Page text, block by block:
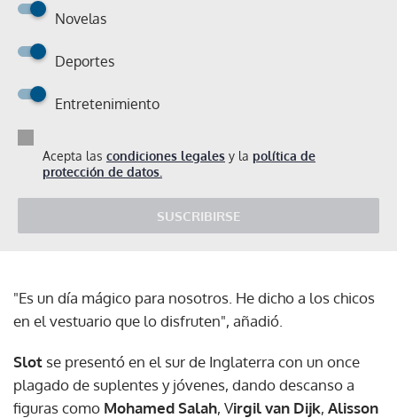
Novelas
Deportes
Entretenimiento
Acepta las condiciones legales y la política de
protección de datos.
SUSCRIBIRSE
"Es un día mágico para nosotros. He dicho a los chicos
en el vestuario que lo disfruten", añadió.
Slot se presentó en el sur de Inglaterra con un once
plagado de suplentes y jóvenes, dando descanso a
figuras como Mohamed Salah, Virgil van Dijk, Alisson